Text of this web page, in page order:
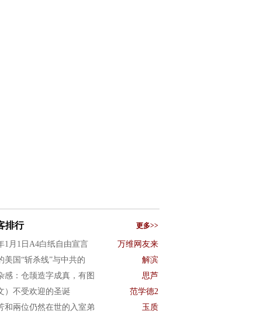
排行 更多>>
1月1日A4白纸自由宣言 万维网友来
美国“斩杀线”与中共的 解滨
感：仓颉造字成真，有图 思芦
）不受欢迎的圣诞 范学德2
和兩位仍然在世的入室弟 玉质